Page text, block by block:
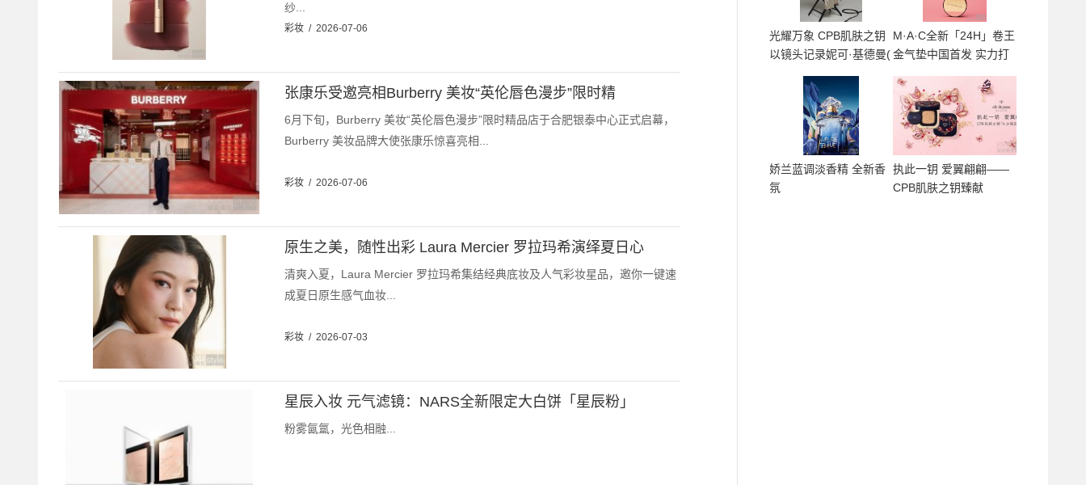
纱...
彩妆 / 2026-07-06
张康乐受邀亮相Burberry 美妆“英伦唇色漫步”限时精
6月下旬，Burberry 美妆“英伦唇色漫步”限时精品店于合肥银泰中心正式启幕，
Burberry 美妆品牌大使张康乐惊喜亮相...
彩妆 / 2026-07-06
原生之美，随性出彩 Laura Mercier 罗拉玛希演绎夏日心
清爽入夏，Laura Mercier 罗拉玛希集结经典底妆及人气彩妆星品，邀你一键速
成夏日原生感气血妆...
彩妆 / 2026-07-03
星辰入妆 元气滤镜：NARS全新限定大白饼「星辰粉」
粉雾氤氲，光色相融...
光耀万象 CPB肌肤之钥
以镜头记录妮可·基德曼(
M·A·C全新「24H」卷王
金气垫中国首发 实力打
娇兰蓝调淡香精 全新香
氛
执此一钥 爱翼翩翩——
CPB肌肤之钥臻献